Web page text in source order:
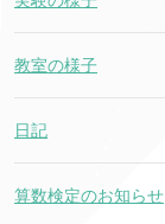
教室の様子
日記
算数検定のお知らせ